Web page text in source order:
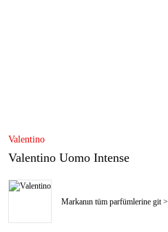
Valentino
Valentino Uomo Intense
Markanın tüm parfümlerine git >